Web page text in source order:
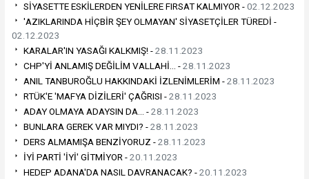
SİYASETTE ESKİLERDEN YENİLERE FIRSAT KALMIYOR -02.12.2023
'AZIKLARINDA HİÇBİR ŞEY OLMAYAN' SİYASETÇİLER TÜREDİ -
02.12.2023
KARALAR'IN YASAĞI KALKMIŞ! -28.11.2023
CHP'Yİ ANLAMIŞ DEĞİLİM VALLAHİ… -28.11.2023
ANIL TANBUROĞLU HAKKINDAKİ İZLENİMLERİM -28.11.2023
RTÜK'E 'MAFYA DİZİLERİ' ÇAĞRISI -28.11.2023
ADAY OLMAYA ADAYSIN DA… -28.11.2023
BUNLARA GEREK VAR MIYDI? -28.11.2023
DERS ALMAMIŞA BENZİYORUZ -28.11.2023
İYİ PARTİ 'İYİ' GİTMİYOR -20.11.2023
HEDEP ADANA'DA NASIL DAVRANACAK? -20.11.2023